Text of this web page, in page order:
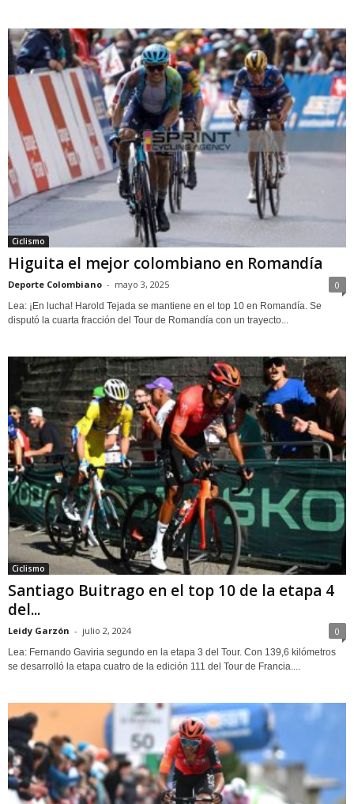
Ciclismo
Higuita el mejor colombiano en Romandía
Deporte Colombiano - mayo 3, 2025 0
Lea: ¡En lucha! Harold Tejada se mantiene en el top 10 en Romandía. Se
disputó la cuarta fracción del Tour de Romandía con un trayecto...
Ciclismo
Santiago Buitrago en el top 10 de la etapa 4
del...
Leidy Garzón - julio 2, 2024 0
Lea: Fernando Gaviria segundo en la etapa 3 del Tour. Con 139,6 kilómetros
se desarrolló la etapa cuatro de la edición 111 del Tour de Francia....